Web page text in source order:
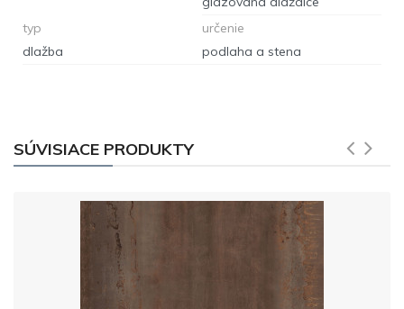
typ
dlažba
určenie
podlaha a stena
SÚVISIACE PRODUKTY